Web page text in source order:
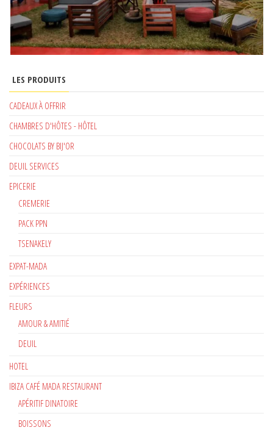
LES PRODUITS
CADEAUX À OFFRIR
CHAMBRES D'HÔTES - HÔTEL
CHOCOLATS BY BIJ'OR
DEUIL SERVICES
EPICERIE
CREMERIE
PACK PPN
TSENAKELY
EXPAT-MADA
EXPÉRIENCES
FLEURS
AMOUR & AMITIÉ
DEUIL
HOTEL
IBIZA CAFÉ MADA RESTAURANT
APÉRITIF DINATOIRE
BOISSONS